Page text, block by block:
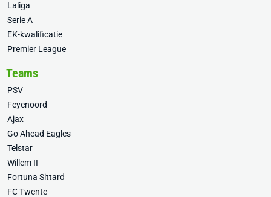
Laliga
Serie A
EK-kwalificatie
Premier League
Teams
PSV
Feyenoord
Ajax
Go Ahead Eagles
Telstar
Willem II
Fortuna Sittard
FC Twente